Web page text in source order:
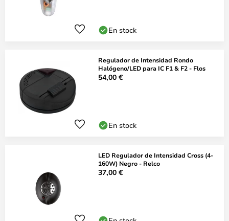
En stock
Regulador de Intensidad Rondo
Halógeno/LED para IC F1 & F2 - Flos
54,00 €
En stock
LED Regulador de Intensidad Cross (4-
160W) Negro - Relco
37,00 €